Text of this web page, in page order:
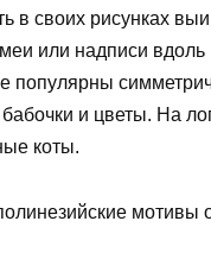
в своих рисунках
или надписи
популярны
и цветы. На
коты.